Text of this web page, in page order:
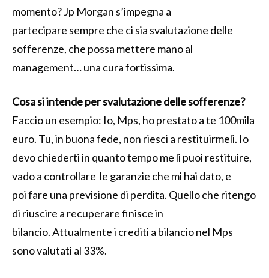
momento? Jp Morgan s’impegna a
partecipare sempre che ci sia svalutazione delle
sofferenze, che possa mettere mano al
management… una cura fortissima.
Cosa si intende per svalutazione delle sofferenze?
Faccio un esempio: Io, Mps, ho prestato a te 100mila
euro. Tu, in buona fede, non riesci a restituirmeli. Io
devo chiederti in quanto tempo me li puoi restituire,
vado a controllare le garanzie che mi hai dato, e
poi fare una previsione di perdita. Quello che ritengo
di riuscire a recuperare finisce in
bilancio. Attualmente i crediti a bilancio nel Mps
sono valutati al 33%.